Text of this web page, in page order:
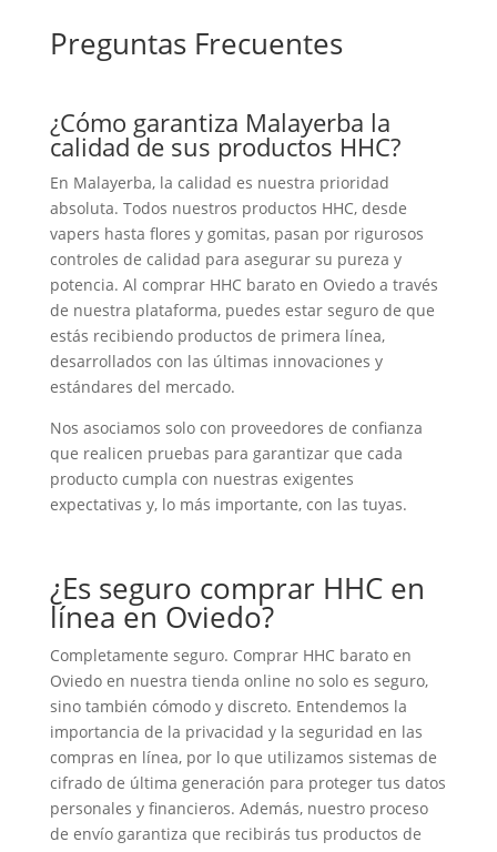
Preguntas Frecuentes
¿Cómo garantiza Malayerba la
calidad de sus productos HHC?
En Malayerba, la calidad es nuestra prioridad
absoluta. Todos nuestros productos HHC, desde
vapers hasta flores y gomitas, pasan por rigurosos
controles de calidad para asegurar su pureza y
potencia. Al comprar HHC barato en Oviedo a través
de nuestra plataforma, puedes estar seguro de que
estás recibiendo productos de primera línea,
desarrollados con las últimas innovaciones y
estándares del mercado.
Nos asociamos solo con proveedores de confianza
que realicen pruebas para garantizar que cada
producto cumpla con nuestras exigentes
expectativas y, lo más importante, con las tuyas.
¿Es seguro comprar HHC en
línea en Oviedo?
Completamente seguro. Comprar HHC barato en
Oviedo en nuestra tienda online no solo es seguro,
sino también cómodo y discreto. Entendemos la
importancia de la privacidad y la seguridad en las
compras en línea, por lo que utilizamos sistemas de
cifrado de última generación para proteger tus datos
personales y financieros. Además, nuestro proceso
de envío garantiza que recibirás tus productos de